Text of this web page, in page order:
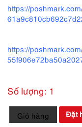
https://
https://
Số lượng: 1
4313-
Túi
Giỏ hàng Đặt